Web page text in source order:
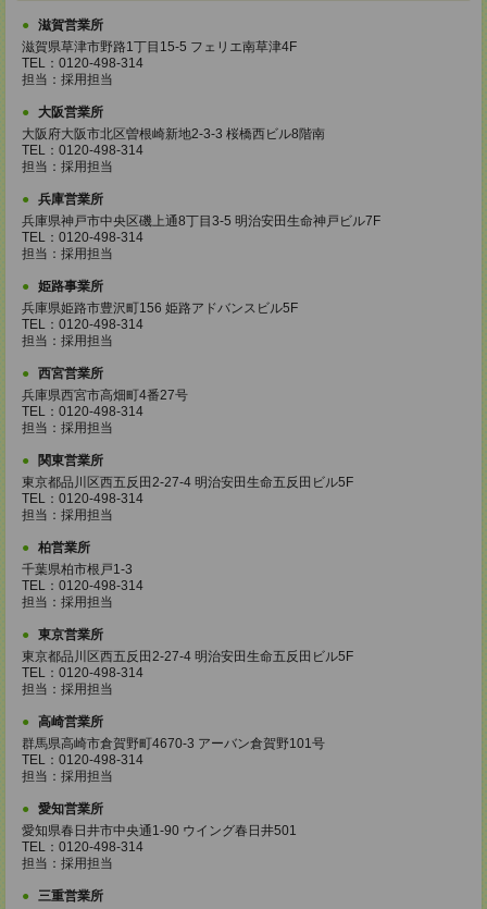
滋賀営業所
滋賀県草津市野路1丁目15-5 フェリエ南草津4F
TEL：0120-498-314
担当：採用担当
大阪営業所
大阪府大阪市北区曽根崎新地2-3-3 桜橋西ビル8階南
TEL：0120-498-314
担当：採用担当
兵庫営業所
兵庫県神戸市中央区磯上通8丁目3-5 明治安田生命神戸ビル7F
TEL：0120-498-314
担当：採用担当
姫路事業所
兵庫県姫路市豊沢町156 姫路アドバンスビル5F
TEL：0120-498-314
担当：採用担当
西宮営業所
兵庫県西宮市高畑町4番27号
TEL：0120-498-314
担当：採用担当
関東営業所
東京都品川区西五反田2-27-4 明治安田生命五反田ビル5F
TEL：0120-498-314
担当：採用担当
柏営業所
千葉県柏市根戸1-3
TEL：0120-498-314
担当：採用担当
東京営業所
東京都品川区西五反田2-27-4 明治安田生命五反田ビル5F
TEL：0120-498-314
担当：採用担当
高崎営業所
群馬県高崎市倉賀野町4670-3 アーバン倉賀野101号
TEL：0120-498-314
担当：採用担当
愛知営業所
愛知県春日井市中央通1-90 ウイング春日井501
TEL：0120-498-314
担当：採用担当
三重営業所